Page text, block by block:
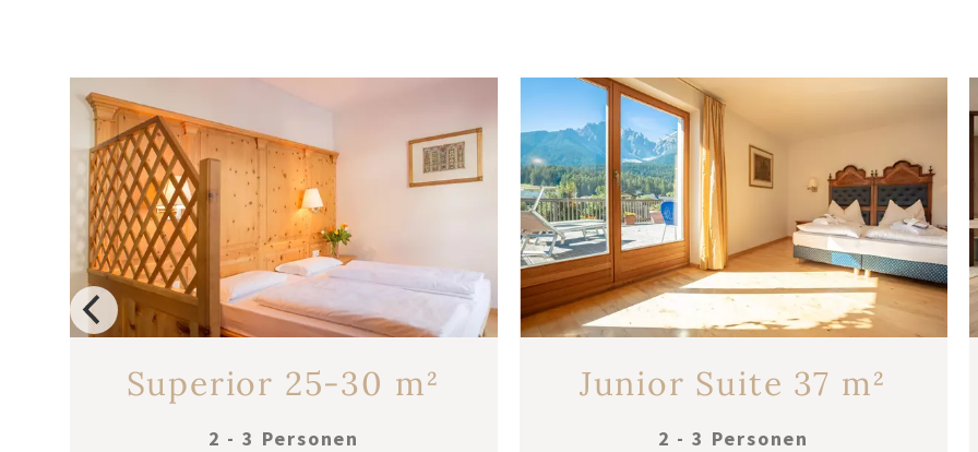
Superior 25-30 m²
2 - 3 Personen
Junior Suite 37 m²
2 - 3 Personen